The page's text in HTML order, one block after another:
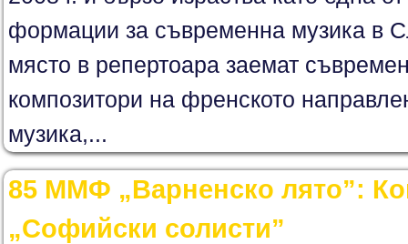
формации за съвременна музика в
място в репертоара заемат
композитори на френското
музика,...
85 ММФ „Варненско лято”:
„Софийски солисти”